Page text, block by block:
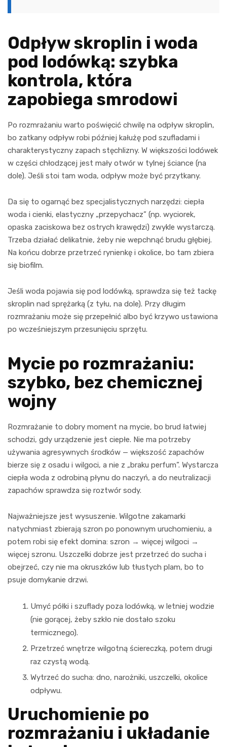
Odpływ skroplin i woda
pod lodówką: szybka
kontrola, która
zapobiega smrodowi
Po rozmrażaniu warto poświęcić chwilę na odpływ skroplin,
bo zatkany odpływ robi później kałużę pod szufladami i
charakterystyczny zapach stęchlizny. W większości lodówek
w części chłodzącej jest mały otwór w tylnej ściance (na
dole). Jeśli stoi tam woda, odpływ może być przytkany.
Da się to ogarnąć bez specjalistycznych narzędzi: ciepła
woda i cienki, elastyczny „przepychacz” (np. wyciorek,
opaska zaciskowa bez ostrych krawędzi) zwykle wystarczą.
Trzeba działać delikatnie, żeby nie wepchnąć brudu głębiej.
Na końcu dobrze przetrzeć rynienkę i okolice, bo tam zbiera
się biofilm.
Jeśli woda pojawia się pod lodówką, sprawdza się też tackę
skroplin nad sprężarką (z tyłu, na dole). Przy długim
rozmrażaniu może się przepełnić albo być krzywo ustawiona
po wcześniejszym przesunięciu sprzętu.
Mycie po rozmrażaniu:
szybko, bez chemicznej
wojny
Rozmrażanie to dobry moment na mycie, bo brud łatwiej
schodzi, gdy urządzenie jest ciepłe. Nie ma potrzeby
używania agresywnych środków — większość zapachów
bierze się z osadu i wilgoci, a nie z „braku perfum”. Wystarcza
ciepła woda z odrobiną płynu do naczyń, a do neutralizacji
zapachów sprawdza się roztwór sody.
Najważniejsze jest wysuszenie. Wilgotne zakamarki
natychmiast zbierają szron po ponownym uruchomieniu, a
potem robi się efekt domina: szron → więcej wilgoci →
więcej szronu. Uszczelki dobrze jest przetrzeć do sucha i
obejrzeć, czy nie ma okruszków lub tłustych plam, bo to
psuje domykanie drzwi.
Umyć półki i szuflady poza lodówką, w letniej wodzie
(nie gorącej, żeby szkło nie dostało szoku
termicznego).
Przetrzeć wnętrze wilgotną ściereczką, potem drugi
raz czystą wodą.
Wytrzeć do sucha: dno, narożniki, uszczelki, okolice
odpływu.
Uruchomienie po
rozmrażaniu i układanie